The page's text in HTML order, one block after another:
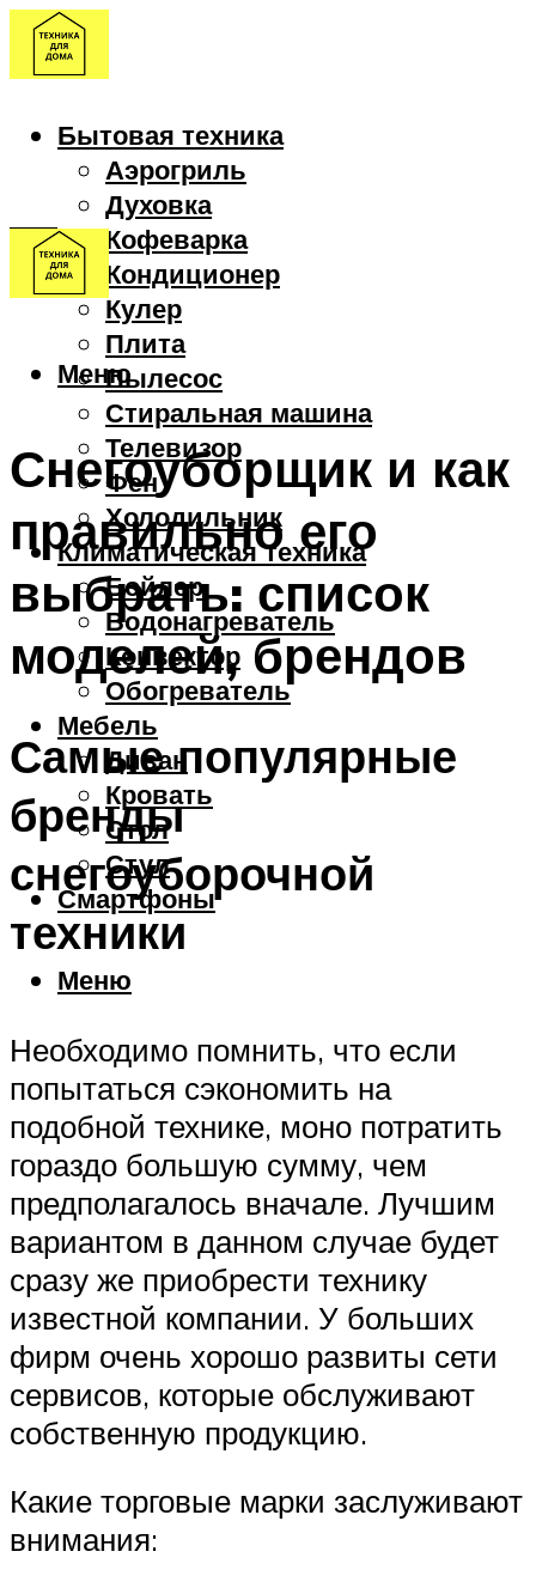
Бытовая техника
Аэрогриль
Духовка
Кофеварка
Кондиционер
Кулер
Плита
Пылесос
Стиральная машина
Телевизор
Фен
Холодильник
Климатическая техника
Бойлер
Водонагреватель
Конвектор
Обогреватель
Мебель
Диван
Кровать
Стол
Стул
Смартфоны
Меню
Меню
Снегоуборщик и как
правильно его
выбрать: список
моделей, брендов
Самые популярные
бренды
снегоуборочной
техники
Необходимо помнить, что если
попытаться сэкономить на
подобной технике, моно потратить
гораздо большую сумму, чем
предполагалось вначале. Лучшим
вариантом в данном случае будет
сразу же приобрести технику
известной компании. У больших
фирм очень хорошо развиты сети
сервисов, которые обслуживают
собственную продукцию.
Какие торговые марки заслуживают
внимания: